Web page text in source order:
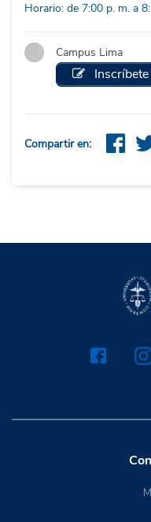
Horario: de 7:00 p. m. a
Campus Lima
Compartir en: